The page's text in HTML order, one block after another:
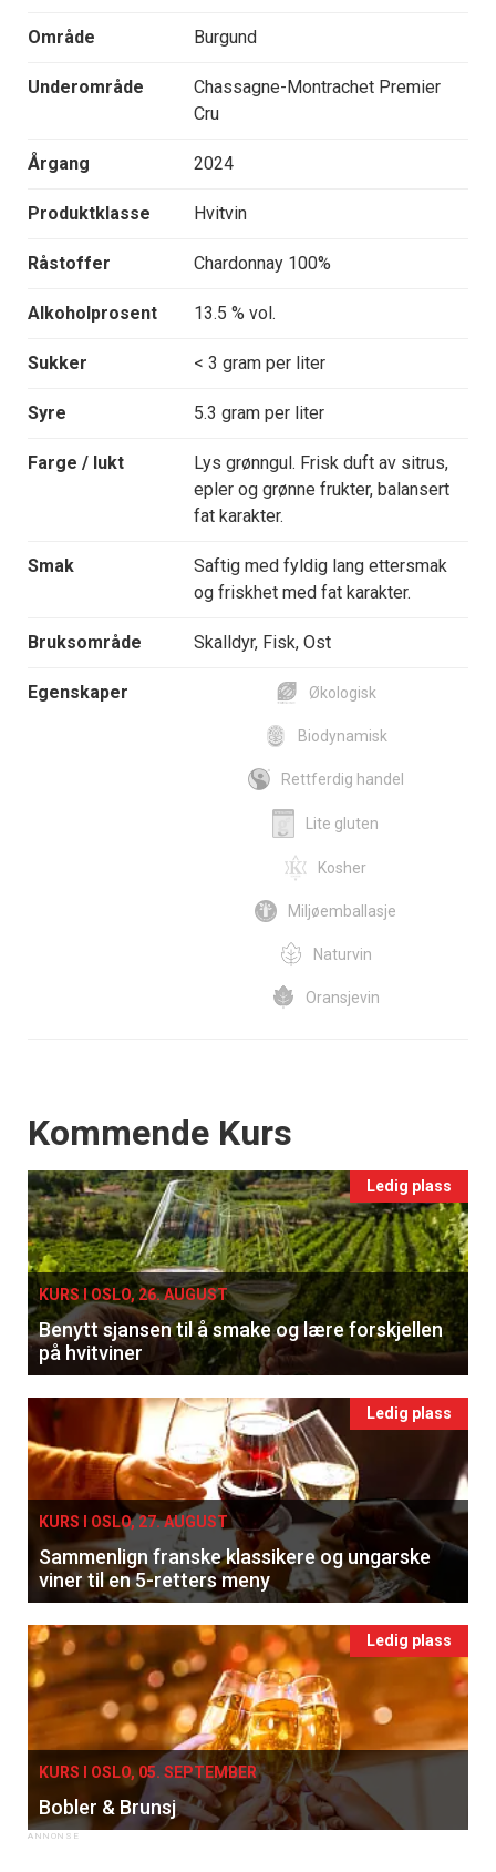
Område Burgund
Underområde
Chassagne-Montrachet Premier
Cru
Årgang 2024
Produktklasse Hvitvin
Råstoffer Chardonnay 100%
Alkoholprosent 13.5 % vol.
Sukker < 3 gram per liter
Syre 5.3 gram per liter
Farge / lukt
Lys grønngul. Frisk duft av sitrus,
epler og grønne frukter, balansert
fat karakter.
Smak
Saftig med fyldig lang ettersmak
og friskhet med fat karakter.
Bruksområde Skalldyr, Fisk, Ost
Egenskaper Økologisk
Biodynamisk
Rettferdig handel
Lite gluten
Kosher
Miljøemballasje
Naturvin
Oransjevin
Events
Kommende Kurs
Ledig plass
KURS I OSLO, 26. AUGUST
Benytt sjansen til å smake og lære forskjellen
på hvitviner
Ledig plass
KURS I OSLO, 27. AUGUST
Sammenlign franske klassikere og ungarske
viner til en 5-retters meny
Ledig plass
KURS I OSLO, 05. SEPTEMBER
Bobler & Brunsj